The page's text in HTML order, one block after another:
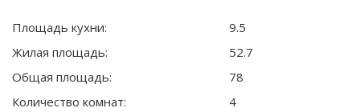
Площадь кухни:
9.5
Жилая площадь:
52.7
Общая площадь:
78
Количество комнат:
4